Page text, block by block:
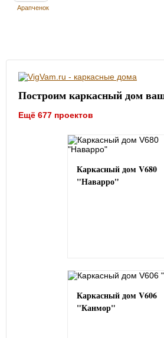
Арапченок
Построим каркасный дом
Ещё 677 проектов
Каркасный дом V680
"Наварро"
Каркасный дом V606
"Канмор"